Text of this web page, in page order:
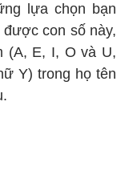
lựa chọn bạn
con số này,
(A, E, I, O và U,
Y) trong họ tên